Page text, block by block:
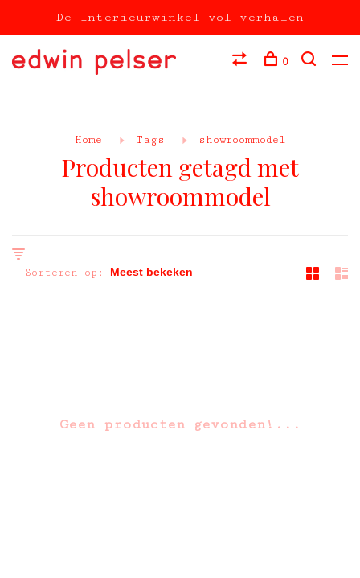
De Interieurwinkel vol verhalen
0
Home Tags showroommodel
Producten getagd met
showroommodel
Sorteren op:
Geen producten gevonden!...